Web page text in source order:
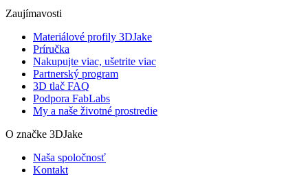
Zaujímavosti
Materiálové profily 3DJake
Príručka
Nakupujte viac, ušetrite viac
Partnerský program
3D tlač FAQ
Podpora FabLabs
My a naše životné prostredie
O značke 3DJake
Naša spoločnosť
Kontakt